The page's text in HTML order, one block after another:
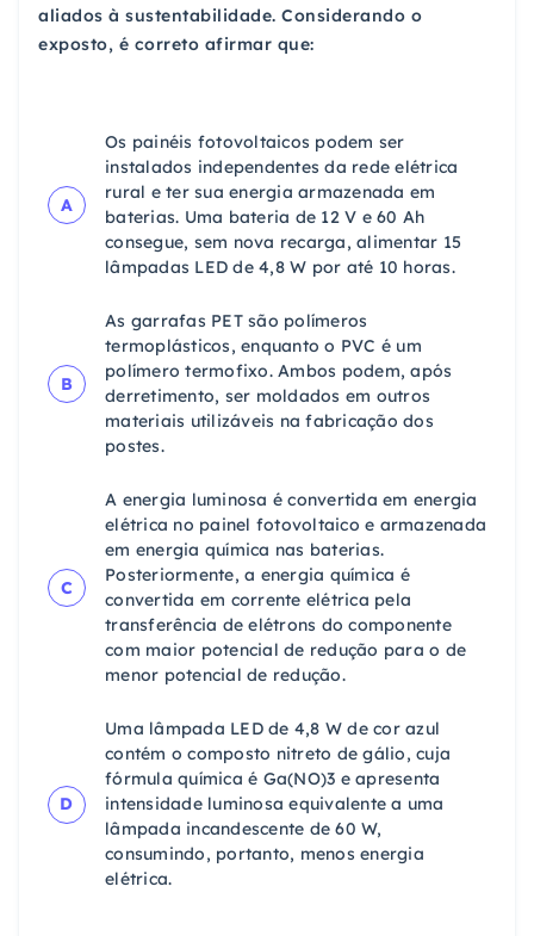
aliados à sustentabilidade. Considerando o
exposto, é correto afirmar que:
A
Os painéis fotovoltaicos podem ser
instalados independentes da rede elétrica
rural e ter sua energia armazenada em
baterias. Uma bateria de 12 V e 60 Ah
consegue, sem nova recarga, alimentar 15
lâmpadas LED de 4,8 W por até 10 horas.
B
As garrafas PET são polímeros
termoplásticos, enquanto o PVC é um
polímero termofixo. Ambos podem, após
derretimento, ser moldados em outros
materiais utilizáveis na fabricação dos
postes.
C
A energia luminosa é convertida em energia
elétrica no painel fotovoltaico e armazenada
em energia química nas baterias.
Posteriormente, a energia química é
convertida em corrente elétrica pela
transferência de elétrons do componente
com maior potencial de redução para o de
menor potencial de redução.
D
Uma lâmpada LED de 4,8 W de cor azul
contém o composto nitreto de gálio, cuja
fórmula química é Ga(NO)3 e apresenta
intensidade luminosa equivalente a uma
lâmpada incandescente de 60 W,
consumindo, portanto, menos energia
elétrica.